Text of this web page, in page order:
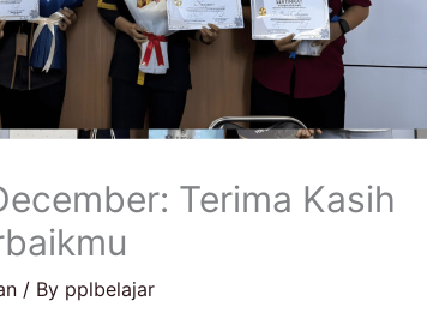
Terima Kasih
/ By pplbelajar